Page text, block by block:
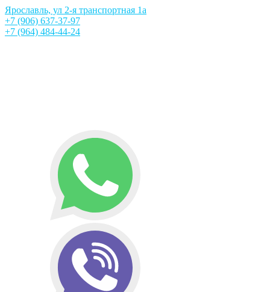
Ярославль, ул 2-я транспортная 1а
+7 (906) 637-37-97
+7 (964) 484-44-24